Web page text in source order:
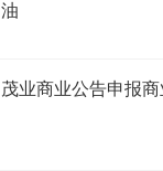
油
茂业商业公告申报